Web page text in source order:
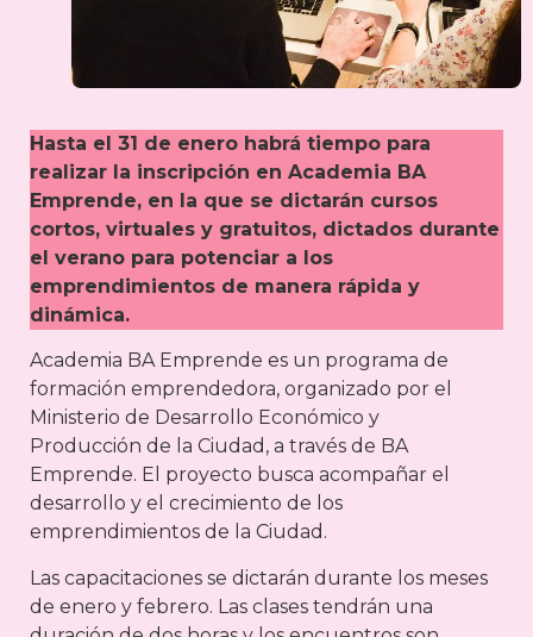
Hasta el 31 de enero habrá tiempo para
realizar la inscripción en Academia BA
Emprende, en la que se dictarán cursos
cortos, virtuales y gratuitos, dictados durante
el verano para potenciar a los
emprendimientos de manera rápida y
dinámica.
Academia BA Emprende es un programa de
formación emprendedora, organizado por el
Ministerio de Desarrollo Económico y
Producción de la Ciudad, a través de BA
Emprende. El proyecto busca acompañar el
desarrollo y el crecimiento de los
emprendimientos de la Ciudad.
Las capacitaciones se dictarán durante los meses
de enero y febrero. Las clases tendrán una